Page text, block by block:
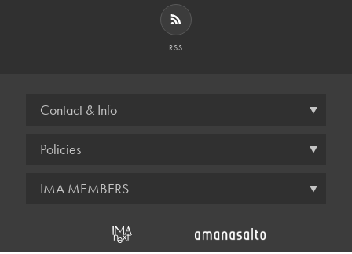
RSS
Contact & Info
Policies
IMA MEMBERS